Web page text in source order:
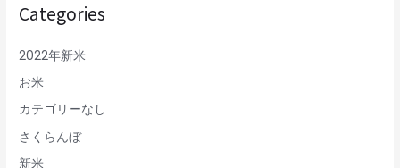
Categories
2022年新米
お米
カテゴリーなし
さくらんぼ
新米